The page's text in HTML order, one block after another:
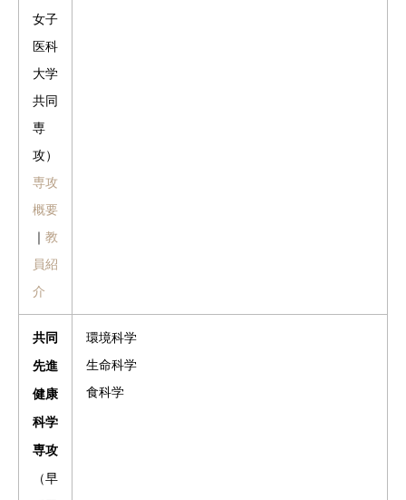
女子
医科
大学
共同
専
攻）
専攻
概要
｜ 教
員紹
介
共同
先進
健康
科学
専攻
（早
環境科学
生命科学
食科学